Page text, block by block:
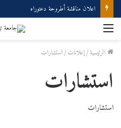
اعلان مناقشة أطروحة دعتوراه
القائمة
الرئيسية/إعلانات/استشارات
استشارات
استشارات